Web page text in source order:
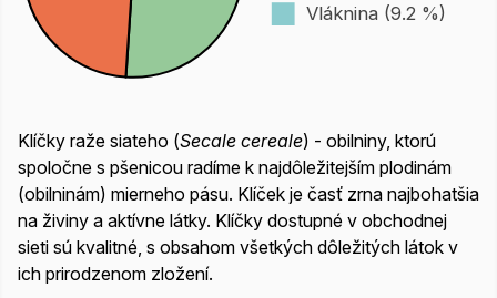
Vláknina (9.2 %)
Klíčky raže siateho (Secale cereale) - obilniny, ktorú
spoločne s pšenicou radíme k najdôležitejším plodinám
(obilninám) mierneho pásu. Klíček je časť zrna najbohatšia
na živiny a aktívne látky. Klíčky dostupné v obchodnej
sieti sú kvalitné, s obsahom všetkých dôležitých látok v
ich prirodzenom zložení.